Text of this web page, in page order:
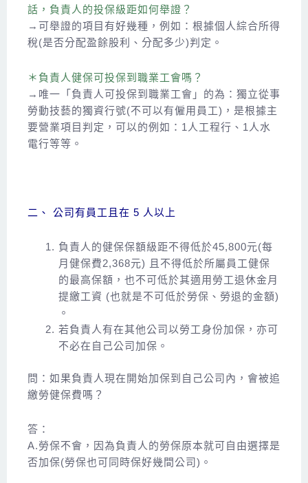
話，負責人的投保級距如何舉證？
→可舉證的項目有好幾種，例如：根據個人綜合所得
稅(是否分配盈餘股利、分配多少)判定。
＊負責人健保可投保到職業工會嗎？
→唯一「負責人可投保到職業工會」的為：獨立從事
勞動技藝的獨資行號(不可以有僱用員工)，是根據主
要營業項目判定，可以的例如：1人工程行、1人水
電行等等。
二、 公司有員工且在 5 人以上
負責人的健保保額級距不得低於45,800元(每
月健保費2,368元) 且不得低於所屬員工健保
的最高保額，也不可低於其適用勞工退休金月
提繳工資 (也就是不可低於勞保、勞退的金額)
。
若負責人有在其他公司以勞工身份加保，亦可
不必在自己公司加保。
問：如果負責人現在開始加保到自己公司內，會被追
繳勞健保費嗎？
答：
A.勞保不會，因為負責人的勞保原本就可自由選擇是
否加保(勞保也可同時保好幾間公司)。